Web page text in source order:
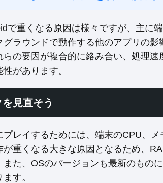
で重くなる原因は様々ですが、主に
グラウンドで動作する他のアプリの
の要因が複合的に絡み合い、処理
があります。
見直そう
プレイするためには、端末のCPU、
重くなる大きな原因となるため、
また、OSのバージョンも最新のもの
す。